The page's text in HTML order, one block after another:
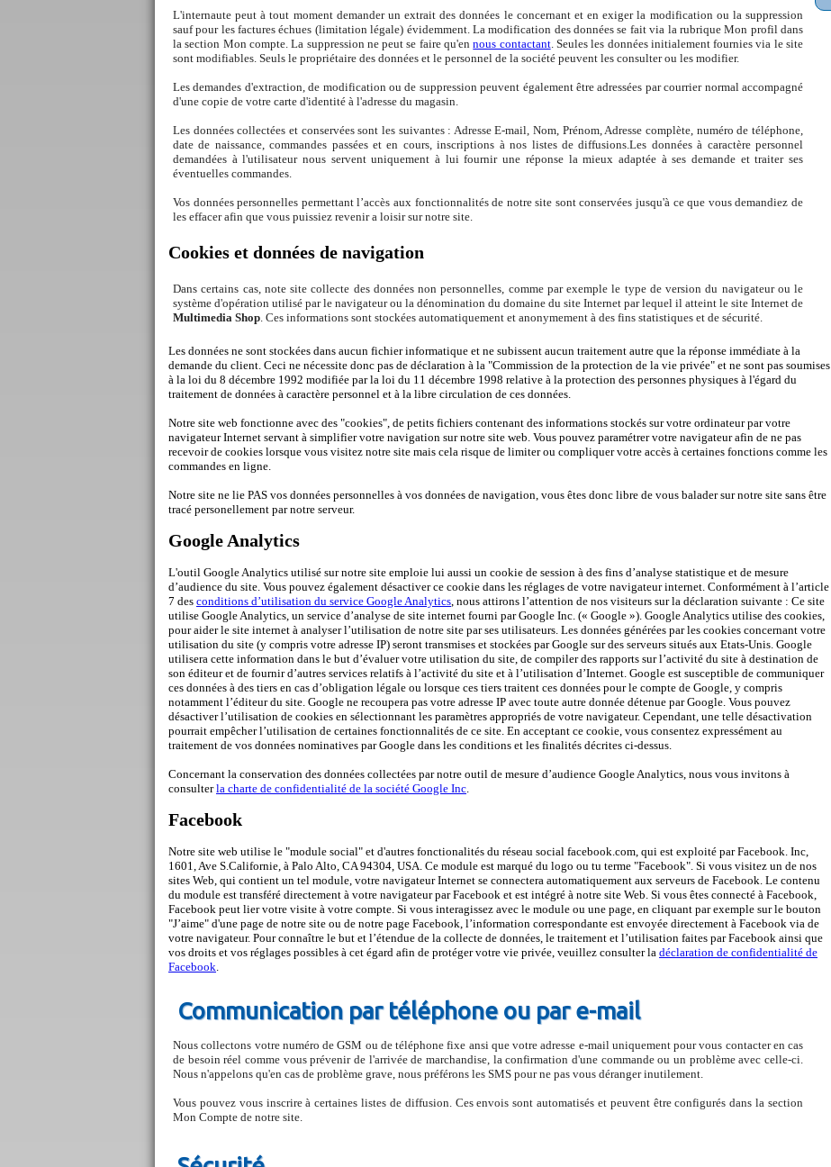
L'internaute peut à tout moment demander un extrait des données le concernant et en exiger la modification ou la suppression
sauf pour les factures échues (limitation légale) évidemment. La modification des données se fait via la rubrique Mon profil dans
la section Mon compte. La suppression ne peut se faire qu'ennous contactant. Seules les données initialement fournies via le site
sont modifiables. Seuls le propriétaire des données et le personnel de la société peuvent les consulter ou les modifier.
Les demandes d'extraction, de modification ou de suppression peuvent également être adressées par courrier normal accompagné
d'une copie de votre carte d'identité à l'adresse du magasin.
Les données collectées et conservées sont les suivantes : Adresse E-mail, Nom, Prénom, Adresse complète, numéro de téléphone,
date de naissance, commandes passées et en cours, inscriptions à nos listes de diffusions.Les données à caractère personnel
demandées à l'utilisateur nous servent uniquement à lui fournir une réponse la mieux adaptée à ses demande et traiter ses
éventuelles commandes.
Vos données personnelles permettant l’accès aux fonctionnalités de notre site sont conservées jusqu'à ce que vous demandiez de
les effacer afin que vous puissiez revenir a loisir sur notre site.
Cookies et données de navigation
Dans certains cas, note site collecte des données non personnelles, comme par exemple le type de version du navigateur ou le
système d'opération utilisé par le navigateur ou la dénomination du domaine du site Internet par lequel il atteint le site Internet de
Multimedia Shop. Ces informations sont stockées automatiquement et anonymement à des fins statistiques et de sécurité.
Les données ne sont stockées dans aucun fichier informatique et ne subissent aucun traitement autre que la réponse immédiate à la
demande du client. Ceci ne nécessite donc pas de déclaration à la "Commission de la protection de la vie privée" et ne sont pas soumises
à la loi du 8 décembre 1992 modifiée par la loi du 11 décembre 1998 relative à la protection des personnes physiques à l'égard du
traitement de données à caractère personnel et à la libre circulation de ces données.
Notre site web fonctionne avec des "cookies", de petits fichiers contenant des informations stockés sur votre ordinateur par votre
navigateur Internet servant à simplifier votre navigation sur notre site web. Vous pouvez paramétrer votre navigateur afin de ne pas
recevoir de cookies lorsque vous visitez notre site mais cela risque de limiter ou compliquer votre accès à certaines fonctions comme les
commandes en ligne.
Notre site ne lie PAS vos données personnelles à vos données de navigation, vous êtes donc libre de vous balader sur notre site sans être
tracé personellement par notre serveur.
Google Analytics
L'outil Google Analytics utilisé sur notre site emploie lui aussi un cookie de session à des fins d’analyse statistique et de mesure
d’audience du site. Vous pouvez également désactiver ce cookie dans les réglages de votre navigateur internet. Conformément à l’article
7 des conditions d’utilisation du service Google Analytics, nous attirons l’attention de nos visiteurs sur la déclaration suivante : Ce site
utilise Google Analytics, un service d’analyse de site internet fourni par Google Inc. (« Google »). Google Analytics utilise des cookies,
pour aider le site internet à analyser l’utilisation de notre site par ses utilisateurs. Les données générées par les cookies concernant votre
utilisation du site (y compris votre adresse IP) seront transmises et stockées par Google sur des serveurs situés aux Etats-Unis. Google
utilisera cette information dans le but d’évaluer votre utilisation du site, de compiler des rapports sur l’activité du site à destination de
son éditeur et de fournir d’autres services relatifs à l’activité du site et à l’utilisation d’Internet. Google est susceptible de communiquer
ces données à des tiers en cas d’obligation légale ou lorsque ces tiers traitent ces données pour le compte de Google, y compris
notamment l’éditeur du site. Google ne recoupera pas votre adresse IP avec toute autre donnée détenue par Google. Vous pouvez
désactiver l’utilisation de cookies en sélectionnant les paramètres appropriés de votre navigateur. Cependant, une telle désactivation
pourrait empêcher l’utilisation de certaines fonctionnalités de ce site. En acceptant ce cookie, vous consentez expressément au
traitement de vos données nominatives par Google dans les conditions et les finalités décrites ci-dessus.
Concernant la conservation des données collectées par notre outil de mesure d’audience Google Analytics, nous vous invitons à
consulterla charte de confidentialité de la société Google Inc.
Facebook
Notre site web utilise le "module social" et d'autres fonctionalités du réseau social facebook.com, qui est exploité par Facebook. Inc,
1601, Ave S.Californie, à Palo Alto, CA 94304, USA. Ce module est marqué du logo ou tu terme "Facebook". Si vous visitez un de nos
sites Web, qui contient un tel module, votre navigateur Internet se connectera automatiquement aux serveurs de Facebook. Le contenu
du module est transféré directement à votre navigateur par Facebook et est intégré à notre site Web. Si vous êtes connecté à Facebook,
Facebook peut lier votre visite à votre compte. Si vous interagissez avec le module ou une page, en cliquant par exemple sur le bouton
"J’aime" d'une page de notre site ou de notre page Facebook, l’information correspondante est envoyée directement à Facebook via de
votre navigateur. Pour connaître le but et l’étendue de la collecte de données, le traitement et l’utilisation faites par Facebook ainsi que
vos droits et vos réglages possibles à cet égard afin de protéger votre vie privée, veuillez consulter la déclaration de confidentialité de
Facebook.
Communication par téléphone ou par e-mail
Nous collectons votre numéro de GSM ou de téléphone fixe ansi que votre adresse e-mail uniquement pour vous contacter en cas
de besoin réel comme vous prévenir de l'arrivée de marchandise, la confirmation d'une commande ou un problème avec celle-ci.
Nous n'appelons qu'en cas de problème grave, nous préférons les SMS pour ne pas vous déranger inutilement.
Vous pouvez vous inscrire à certaines listes de diffusion. Ces envois sont automatisés et peuvent être configurés dans la section
Mon Compte de notre site.